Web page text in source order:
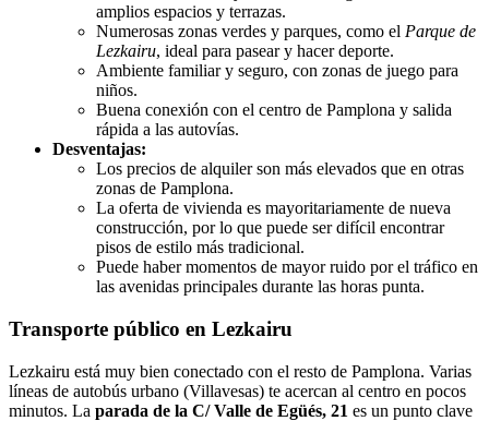
amplios espacios y terrazas.
Numerosas zonas verdes y parques, como el Parque de
Lezkairu, ideal para pasear y hacer deporte.
Ambiente familiar y seguro, con zonas de juego para
niños.
Buena conexión con el centro de Pamplona y salida
rápida a las autovías.
Desventajas:
Los precios de alquiler son más elevados que en otras
zonas de Pamplona.
La oferta de vivienda es mayoritariamente de nueva
construcción, por lo que puede ser difícil encontrar
pisos de estilo más tradicional.
Puede haber momentos de mayor ruido por el tráfico en
las avenidas principales durante las horas punta.
Transporte público en Lezkairu
Lezkairu está muy bien conectado con el resto de Pamplona. Varias
líneas de autobús urbano (Villavesas) te acercan al centro en pocos
minutos. La parada de la C/ Valle de Egüés, 21 es un punto clave